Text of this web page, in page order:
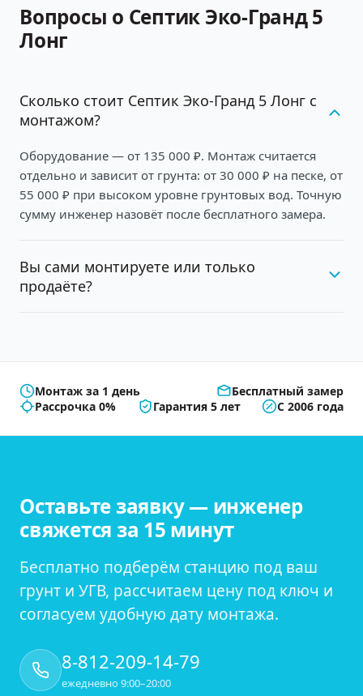
Вопросы о Септик Эко-Гранд 5
Лонг
Сколько стоит Септик Эко-Гранд 5 Лонг с
монтажом?
Оборудование — от 135 000 ₽. Монтаж считается
отдельно и зависит от грунта: от 30 000 ₽ на песке, от
55 000 ₽ при высоком уровне грунтовых вод. Точную
сумму инженер назовёт после бесплатного замера.
Вы сами монтируете или только
продаёте?
Монтаж за 1 день
Бесплатный замер
Рассрочка 0%
Гарантия 5 лет С 2006 года
Оставьте заявку — инженер
свяжется за 15 минут
Бесплатно подберём станцию под ваш
грунт и УГВ, рассчитаем цену под ключ и
согласуем удобную дату монтажа.
8-812-209-14-79
ежедневно 9:00–20:00